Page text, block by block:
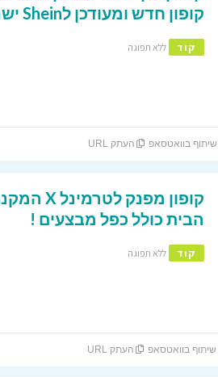
קופון חדש ומעודכן לShein ישראל
קוד ללא תפוגה
שיתוף בוואטסאפ העתק URL
הבית כולל כפל מבצעים !
קוד ללא תפוגה
שיתוף בוואטסאפ העתק URL